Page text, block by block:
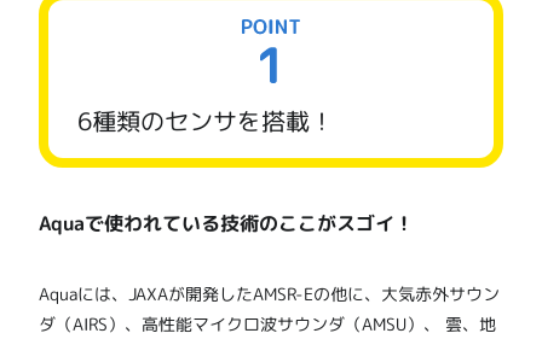
6種類のセンサを搭載！
Aquaで使われている技術のここがスゴイ！
Aquaには、JAXAが開発したAMSR-Eの他に、大気赤外サウン
ダ（AIRS）、高性能マイクロ波サウンダ（AMSU）、 雲、地